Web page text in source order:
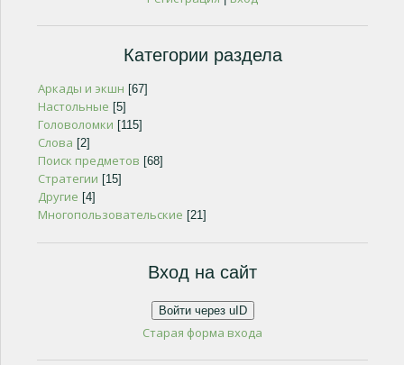
Категории раздела
Аркады и экшн [67]
Настольные [5]
Головоломки [115]
Слова [2]
Поиск предметов [68]
Стратегии [15]
Другие [4]
Многопользовательские [21]
Вход на сайт
Войти через uID
Старая форма входа